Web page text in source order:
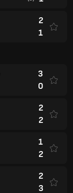
2
1
3
0
2
2
1
2
2
3